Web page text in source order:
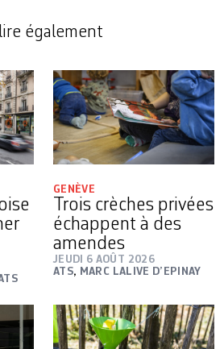
également
GENÈVE
Trois crèches privées
échappent à des
amendes
JEUDI 6 AOÛT 2026
ATS, MARC LALIVE D’EPINAY